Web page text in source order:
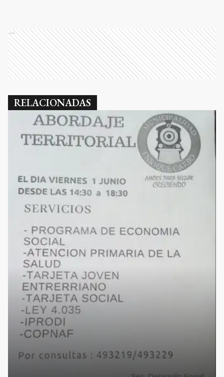
Ads
RELACIONADAS